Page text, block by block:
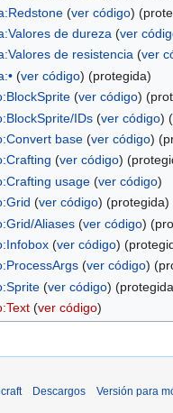
(ver código)
de dureza (ver
de resistencia(ver
(ver código) (protegida)
(ver código)
IDs(ver código)
base(ver código)
(ver código)
usage(ver código)
(ver código) (protegida)
Aliases(ver código)
(ver código)
(ver código)
(ver código)
(ver código)
Descargos Versión para